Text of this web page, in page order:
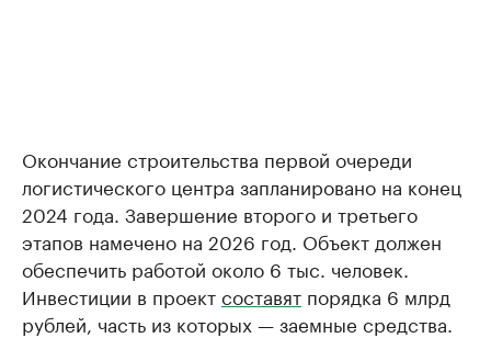
Окончание строительства первой очереди
логистического центра запланировано на конец
2024 года. Завершение второго и третьего
этапов намечено на 2026 год. Объект должен
обеспечить работой около 6 тыс. человек.
Инвестиции в проектсоставят порядка 6 млрд
рублей, часть из которых — заемные средства.